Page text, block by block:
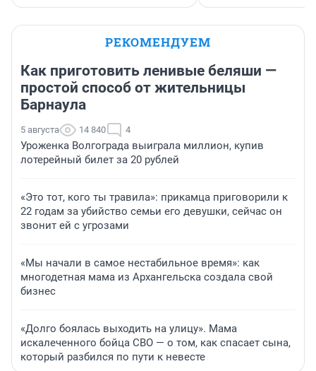
РЕКОМЕНДУЕМ
Как приготовить ленивые беляши —
простой способ от жительницы
Барнаула
5 августа 14 840 4
Уроженка Волгограда выиграла миллион, купив
лотерейный билет за 20 рублей
«Это тот, кого ты травила»: прикамца приговорили к
22 годам за убийство семьи его девушки, сейчас он
звонит ей с угрозами
«Мы начали в самое нестабильное время»: как
многодетная мама из Архангельска создала свой
бизнес
«Долго боялась выходить на улицу». Мама
искалеченного бойца СВО — о том, как спасает сына,
который разбился по пути к невесте